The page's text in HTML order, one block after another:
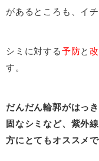
があるところも、イチ
シミに対する予防と
す。
だんだん輪郭がはっ
固なシミなど、紫外
方にとてもオススメで